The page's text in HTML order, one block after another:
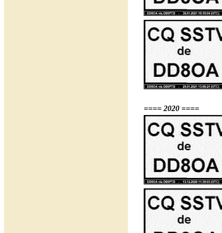
==== 2020 ====